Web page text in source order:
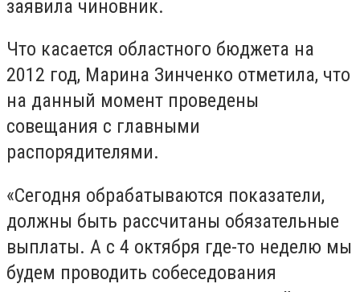
заявила чиновник.
Что касается областного бюджета на
2012 год, Марина Зинченко отметила, что
на данный момент проведены
совещания с главными
распорядителями.
«Сегодня обрабатываются показатели,
должны быть рассчитаны обязательные
выплаты. А с 4 октября где-то неделю мы
будем проводить собеседования